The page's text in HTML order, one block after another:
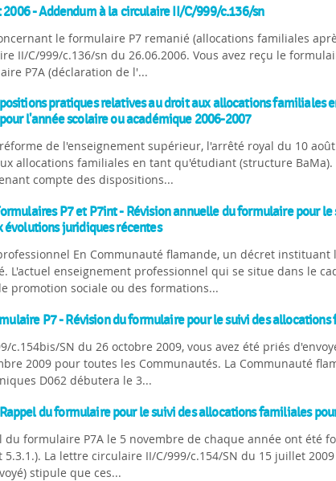
- Addendum à la circulaire II/C/999/c.136/sn
le formulaire P7 remanié (allocations familiales
II/C/999/c.136/sn du 26.06.2006. Vous avez reçu le
P7A (déclaration de l'...
pratiques relatives au droit aux allocations familiales
l'année scolaire ou académique 2006-2007
de l'enseignement supérieur, l'arrêté royal du 10
allocations familiales en tant qu'étudiant (structure
compte des dispositions...
P7 et P7int - Révision annuelle du formulaire pour
juridiques récentes
En Communauté flamande, un décret
L'actuel enseignement professionnel qui se situe dans le
promotion sociale ou des formations...
P7 - Révision du formulaire pour le suivi des
c.154bis/SN du 26 octobre 2009, vous avez été priés
2009 pour toutes les Communautés. La Communauté
D062 débutera le 3...
du formulaire pour le suivi des allocations familiales
formulaire P7A le 5 novembre de chaque année ont été
La lettre circulaire II/C/999/c.154/SN du 15 juillet
stipule que ces...